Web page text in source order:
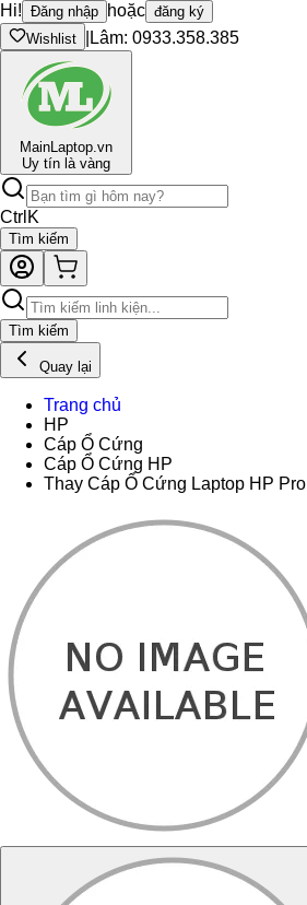
Hi! Đăng nhập hoặc đăng ký
Wishlist
Lâm: 0933.358.385
MainLaptop.vn
Uy tín là vàng
Ctrl K
Tìm kiếm
Tìm kiếm
Quay lại
Trang chủ
HP
Cáp Ổ Cứng
Cáp Ổ Cứng HP
Thay Cáp Ổ Cứng Laptop HP